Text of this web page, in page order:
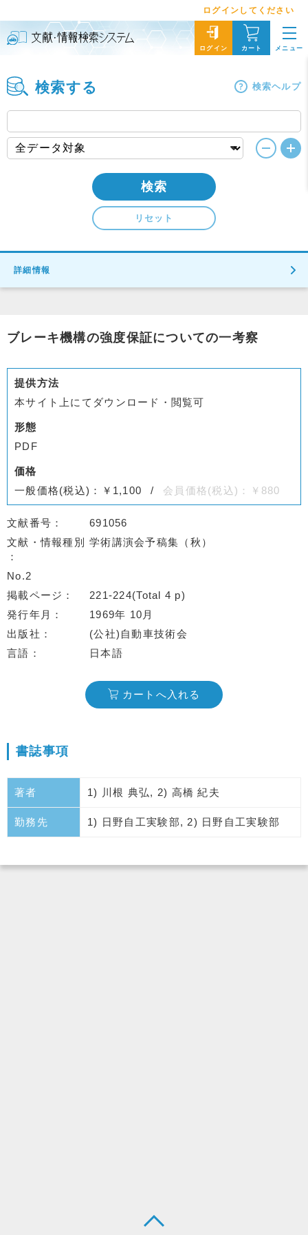
ログインしてください
ログイン カート メニュー
検索する 検索ヘルプ
検索
リセット
詳細情報
ブレーキ機構の強度保証についての一考察
提供方法
本サイト上にてダウンロード・閲覧可
形態
PDF
価格
一般価格(税込)：￥1,100
会員価格(税込)：￥880
文献番号
691056
文献・情報種別
学術講演会予稿集（秋）
No.2
掲載ページ
221-224(Total 4 p)
発行年月
1969年 10月
出版社
(公社)自動車技術会
言語
日本語
カートへ入れる
書誌事項
著者 1) 川根 典弘, 2) 高橋 紀夫
勤務先 1) 日野自工実験部, 2) 日野自工実験部